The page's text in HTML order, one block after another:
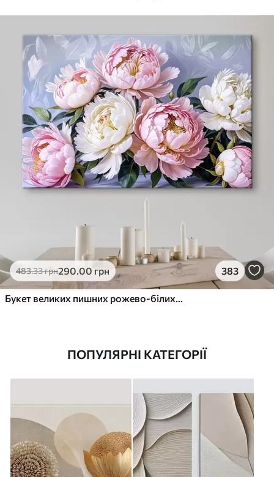
483.33грн290.00 грн 383
Букет великих пишних рожево-білих квітів півонії із зеленим листям на м’якому розмитому фоні
ПОПУЛЯРНІ КАТЕГОРІЇ